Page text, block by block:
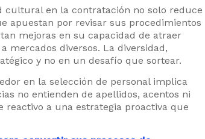
cultural en la contratación no solo reduce
apuestan por revisar sus procedimientos
mejoras en su capacidad de atraer
mercados diversos. La diversidad,
y no en un desafío que sortear.
en la selección de personal implica
no entienden de apellidos, acentos ni
reactivo a una estrategia proactiva que